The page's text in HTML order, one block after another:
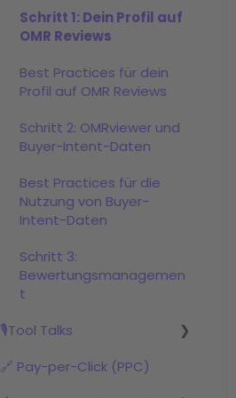
AI Visibility Dashboard
Preispläne
Profilkategorien
Bewertungskampagnen
OMR Reviews
Auszeichnungen
Social-Proof-Marketing:
Auszeichnungen im
Marketingmix
Kundenfeedback aus
Bewertungen
Bewertungsprozess
Bewertungsmanagemen
Wie nutze ich Buyer-
Content Formate
promoten
Schritt 1: Dein Profil auf
OMR Reviews
Best Practices für dein
Profil auf OMR Reviews
Schritt 2: OMRviewer und
Buyer-Intent-Daten
Best Practices für die
Nutzung von Buyer-
Intent-Daten
Schritt 3:
Bewertungsmanagemen
t
🎙️Tool Talks
Was sind die Tool Talks?
🔗 Pay-per-Click (PPC)